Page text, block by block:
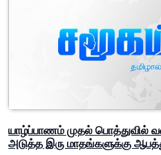
ஏழைகளின் பணத்தில் கைவைத்த
ஊழலில் தொடரும் அதிரடி